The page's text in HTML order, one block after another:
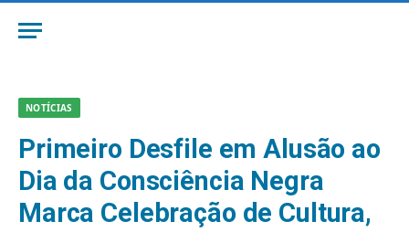
NOTÍCIAS
Primeiro Desfile em Alusão ao
Dia da Consciência Negra
Marca Celebração de Cultura,